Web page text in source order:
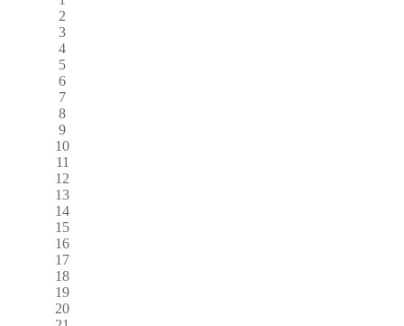
2
3
4
5
6
7
8
9
10
11
12
13
14
15
16
17
18
19
20